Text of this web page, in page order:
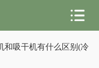
和吸干机有什么区别(冷